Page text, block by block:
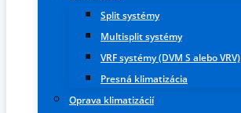
Split systémy
Multisplit systémy
VRF systémy (DVM S alebo VRV)
Presná klimatizácia
Oprava klimatizácií